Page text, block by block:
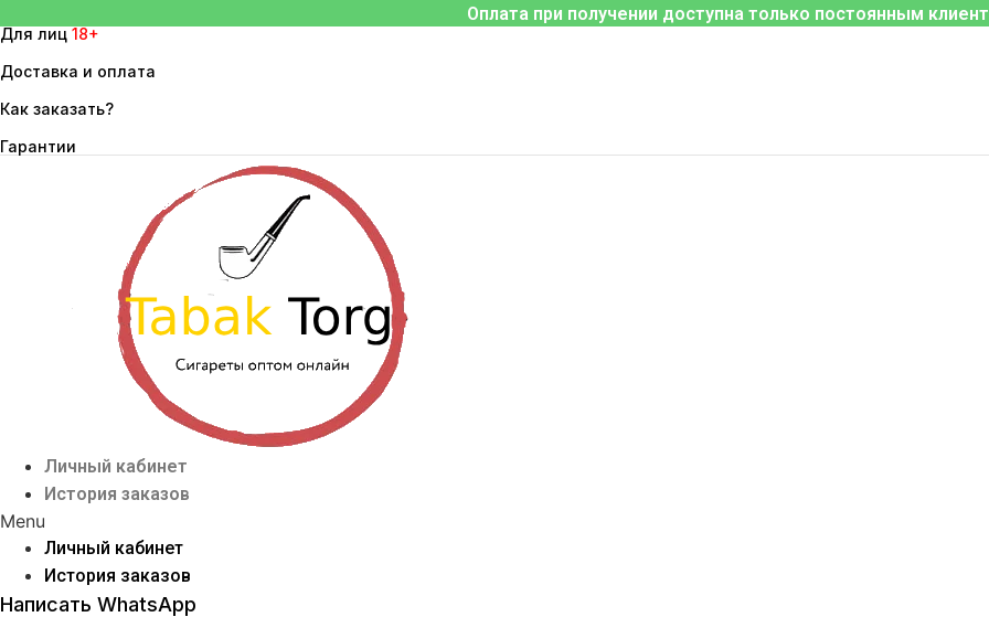
к
содержимому
Оплата при получении доступна только постоянным
Для лиц 18+
Доставка и оплата
Как заказать?
Гарантии
Личный кабинет
История заказов
Menu
Личный кабинет
История заказов
Написать WhatsApp